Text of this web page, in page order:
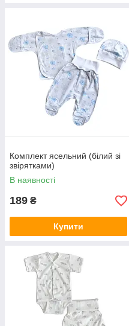
Комплект ясельний (білий зі
звірятками)
В наявності
189 ₴
Купити